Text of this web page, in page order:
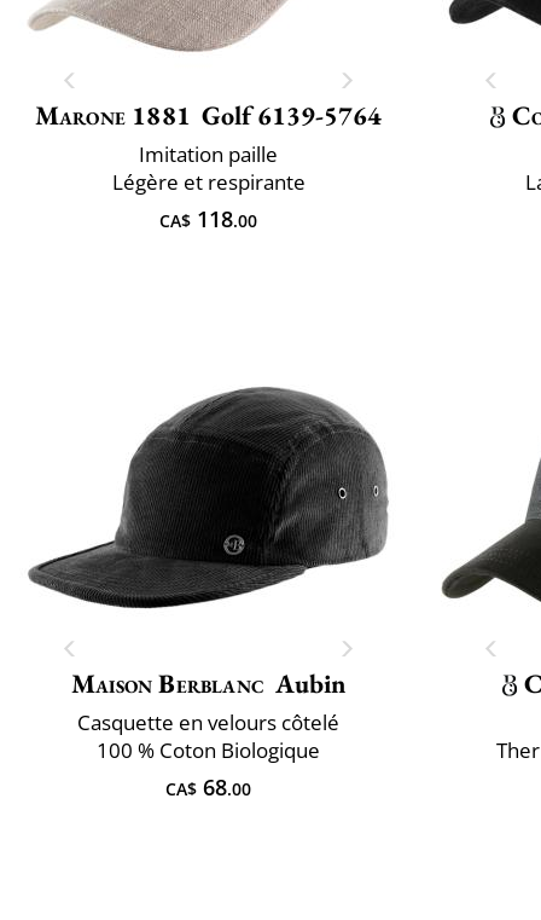
Marone 1881 Golf 6139-5764
Imitation paille
Légère et respirante
CA$ 118.00
Maison Berblanc Aubin
Casquette en velours côtelé
100 % Coton Biologique
CA$ 68.00